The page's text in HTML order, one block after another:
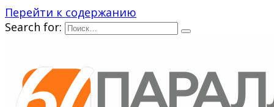
Перейти к содержанию
Search for: